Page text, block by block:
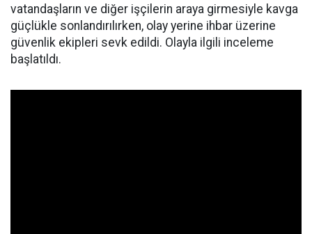
vatandaşların ve diğer işçilerin araya girmesiyle kavga
güçlükle sonlandırılırken, olay yerine ihbar üzerine
güvenlik ekipleri sevk edildi. Olayla ilgili inceleme
başlatıldı.